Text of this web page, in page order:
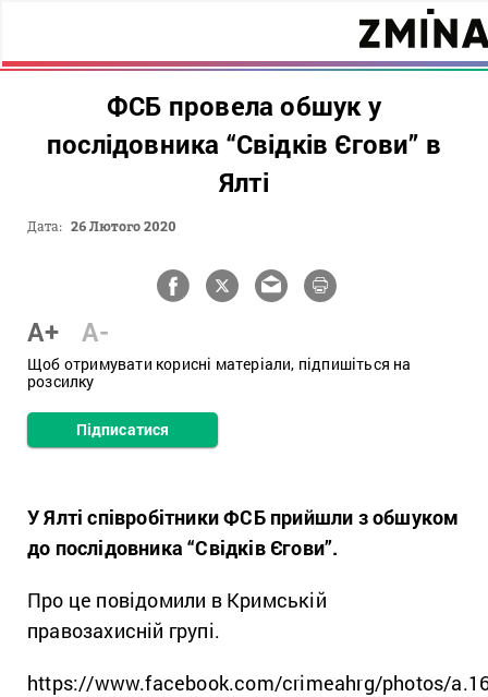
ФСБ провела обшук у
послідовника “Свідків Єгови” в
Ялті
Дата: 26 Лютого 2020
A+ A-
Щоб отримувати корисні матеріали, підпишіться на
розсилку
Підписатися
У Ялті співробітники ФСБ прийшли з обшуком
до послідовника “Свідків Єгови”.
Про це повідомили в Кримській
правозахисній групі.
https://www.facebook.com/crimeahrg/photos/